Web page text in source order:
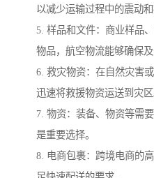
以减少运输过程中的震动和
5. 样品和文件：商业样品
物品，航空物流能够确保及
6. 救灾物资：在自然灾害
迅速将救援物资运送到灾区
7. 物资：装备、物资等需
是重要选择。
8. 电商包裹：跨境电商的